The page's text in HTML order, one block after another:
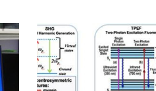
Immagine